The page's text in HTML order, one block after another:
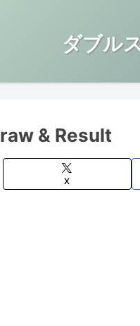
ダブル
& Result
X